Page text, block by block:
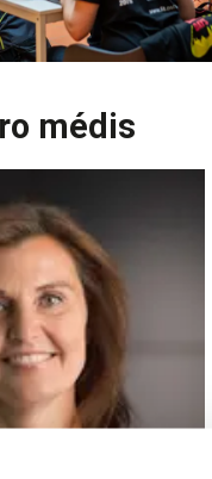
médis